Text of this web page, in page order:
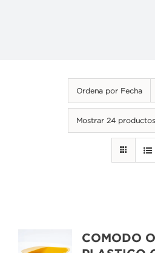
Ordena por Fecha
Mostrar 24 productos
COMODO